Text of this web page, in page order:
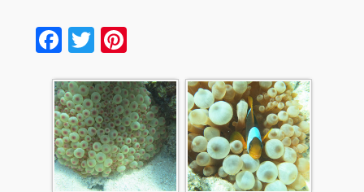
Facebook
Twitter